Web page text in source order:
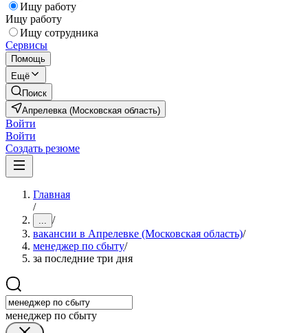
Ищу работу
Ищу работу
Ищу сотрудника
Сервисы
Помощь
Ещё
Поиск
Апрелевка (Московская область)
Войти
Войти
Создать резюме
Главная
/
... /
вакансии в Апрелевке (Московская область)/
менеджер по сбыту/
за последние три дня
менеджер по сбыту